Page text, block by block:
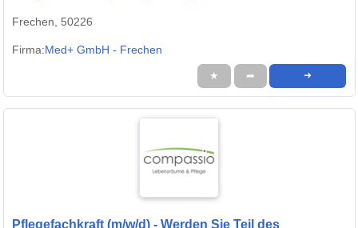
Frechen, 50226
Firma:Med+ GmbH - Frechen
★ ➦ ➜
Pflegefachkraft (m/w/d) - Werden Sie Teil des